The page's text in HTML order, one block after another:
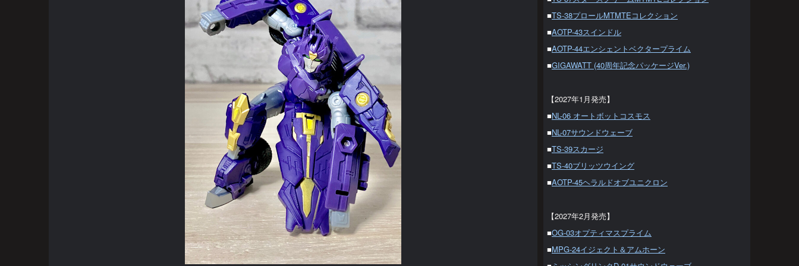
■TS-38プロールMTMTEコレクション
■AOTP-43スインドル
■AOTP-44エンシェントベクタープライム
■GIGAWATT (40周年記念パッケージVer.)
【2027年1月発売】
■NL-06 オートボットコスモス
■NL-07サウンドウェーブ
■TS-39スカージ
■TS-40ブリッツウイング
■AOTP-45ヘラルドオブユニクロン
【2027年2月発売】
■OG-03オプティマスプライム
■MPG-24イジェクト＆アムホーン